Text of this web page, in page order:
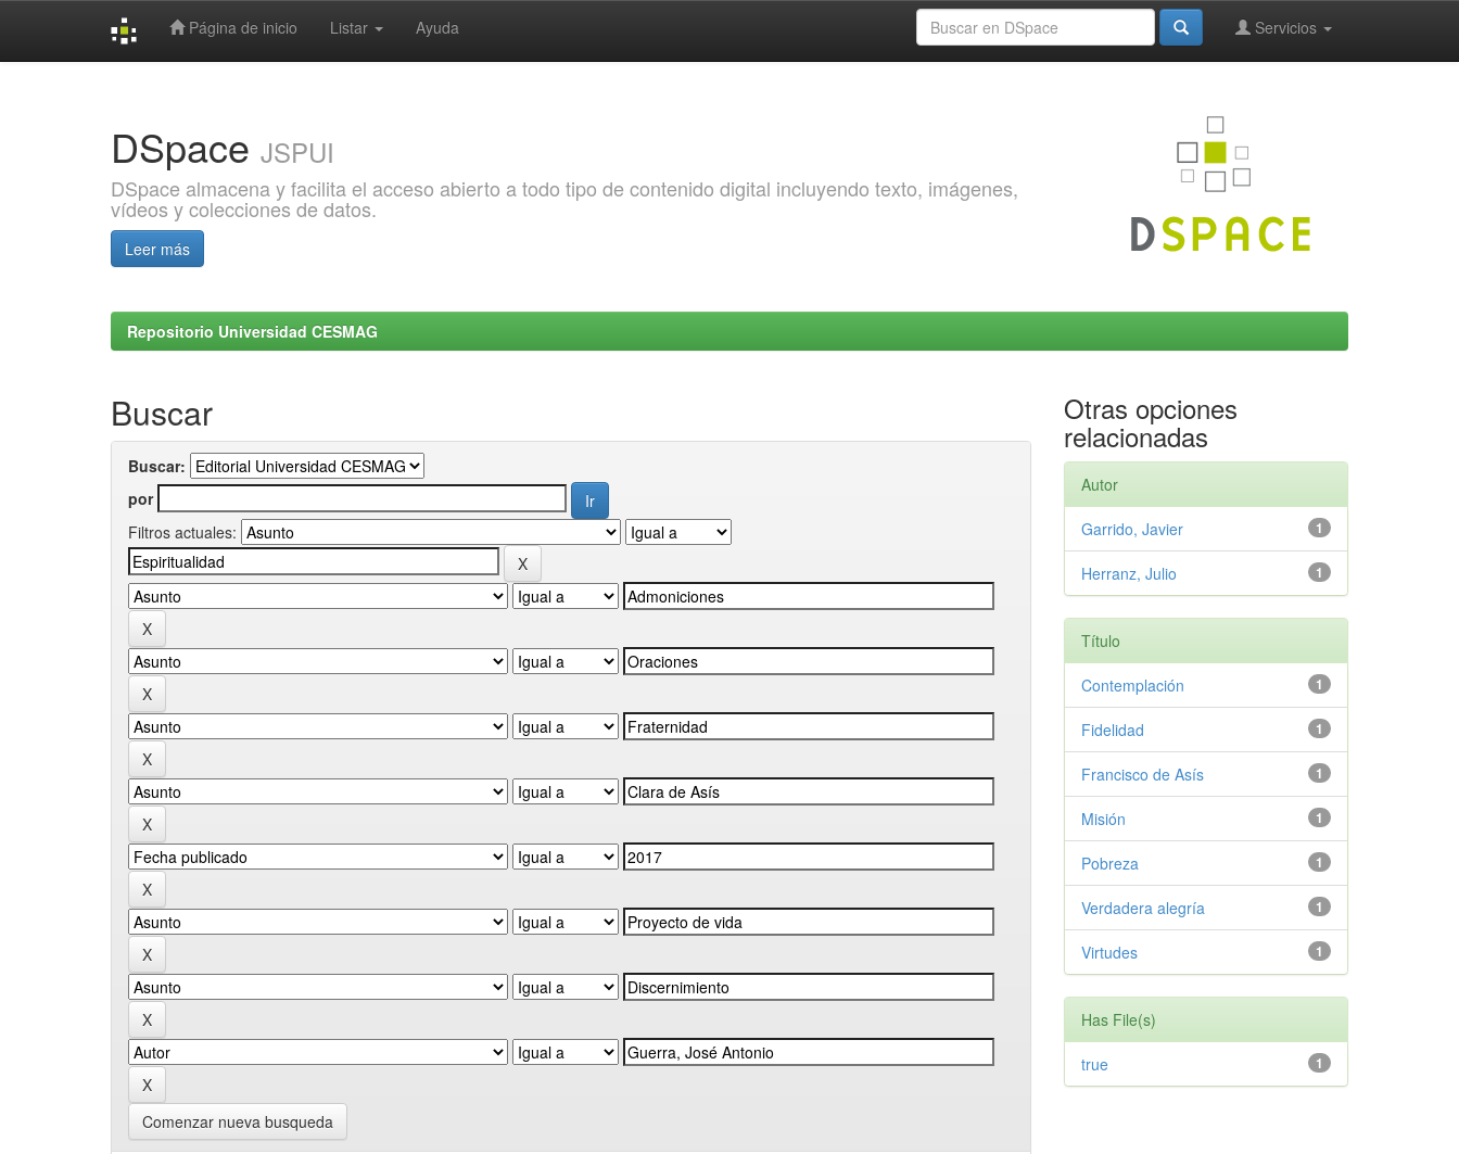
Página de inicio Listar Ayuda Servicios
DSpace JSPUI
DSpace almacena y facilita el acceso abierto a todo tipo de contenido digital incluyendo texto, imágenes,
vídeos y colecciones de datos.
Leer más
Repositorio Universidad CESMAG
Buscar
Buscar:
por
Filtros actuales:
Comenzar nueva busqueda
Otras opciones
relacionadas
Autor
1
Garrido, Javier
1
Herranz, Julio
Título
1
Contemplación
1
Fidelidad
1
Francisco de Asís
1
Misión
1
Pobreza
1
Verdadera alegría
1
Virtudes
Has File(s)
1
true